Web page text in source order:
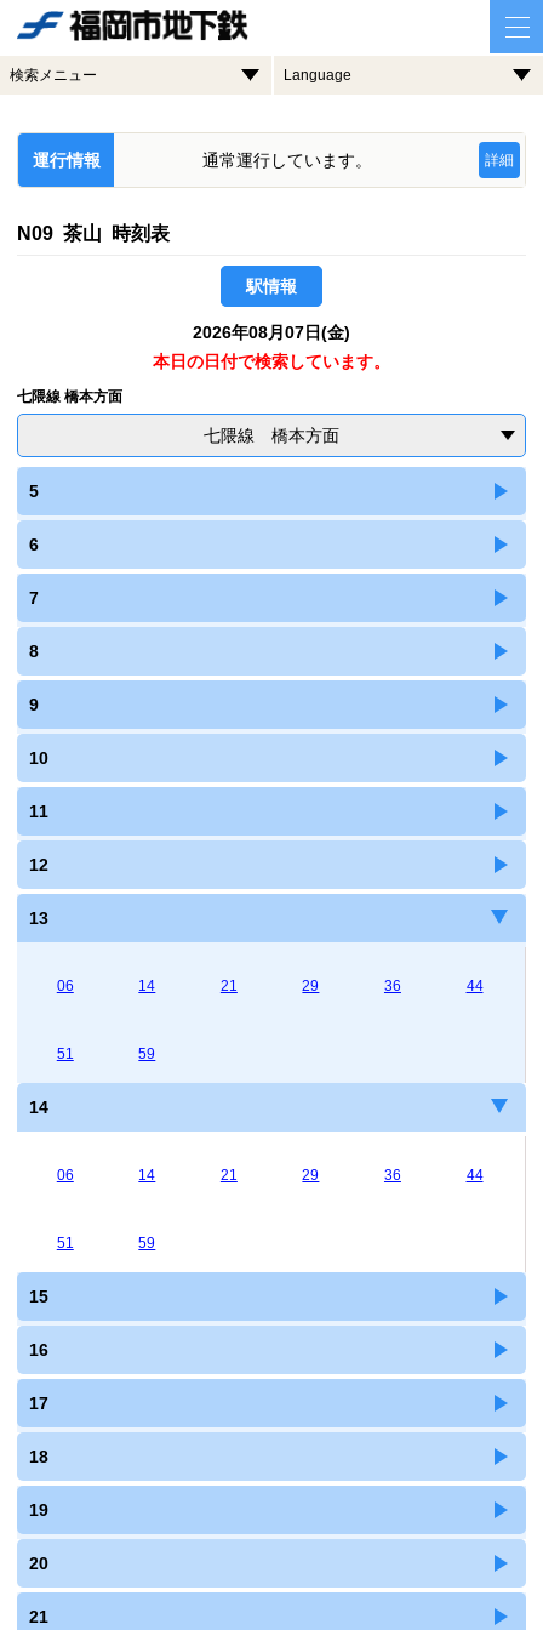
検索メニュー Language
運行情報 通常運行しています。 詳細
N09 茶山 時刻表
駅情報
2026年08月07日(金)
本日の日付で検索しています。
七隈線 橋本方面
七隈線 橋本方面
5
6
7
8
9
10
11
12
13
06 14 21 29 36 44
51 59
14
06 14 21 29 36 44
51 59
15
16
17
18
19
20
21